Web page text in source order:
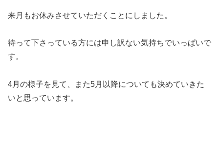
来月もお休みさせていただくことにしました。
待って下さっている方には申し訳ない気持ちでいっぱいで
す。
4月の様子を見て、また5月以降についても決めていきた
いと思っています。